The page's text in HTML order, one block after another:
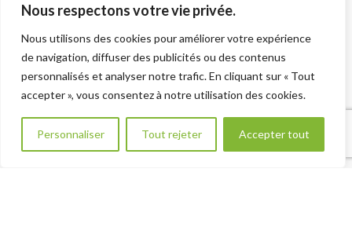
Nous respectons votre vie privée.
Nous utilisons des cookies pour améliorer votre expérience
de navigation, diffuser des publicités ou des contenus
personnalisés et analyser notre trafic. En cliquant sur « Tout
accepter », vous consentez à notre utilisation des cookies.
Personnaliser Tout rejeter Accepter tout
Demande de devis
Mentions Légales
Conditions Générales
Qui sommes nous
A Propos
Plan du site - Sitemap
VOTRE PROJET
Besoin d aide ?